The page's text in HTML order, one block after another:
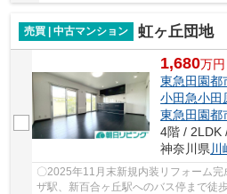
売買 | 中古マンション 虹ヶ丘団地
1,680万円
東急田園都
小田急小田
東急田園都
4階 / 2LDK
神奈川県
〇2025年11月末新規内装リフォーム
ザ駅、新百合ヶ丘駅へのバス停まで徒